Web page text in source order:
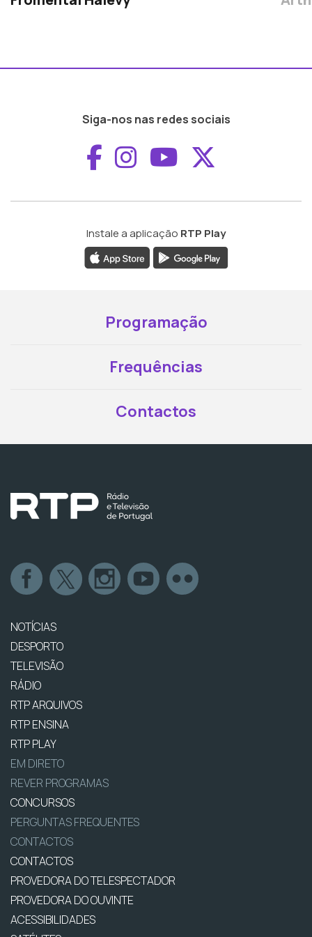
Siga-nos nas redes sociais
Aceder ao
Aceder ao
Aceder ao
Instale a aplicação RTP Play
Programação
Frequências
Contactos
NOTÍCIAS
DESPORTO
TELEVISÃO
RÁDIO
RTP ARQUIVOS
RTP ENSINA
RTP PLAY
EM DIRETO
REVER PROGRAMAS
CONCURSOS
PERGUNTAS FREQUENTES
CONTACTOS
CONTACTOS
PROVEDORA DO TELESPECTADOR
PROVEDORA DO OUVINTE
ACESSIBILIDADES